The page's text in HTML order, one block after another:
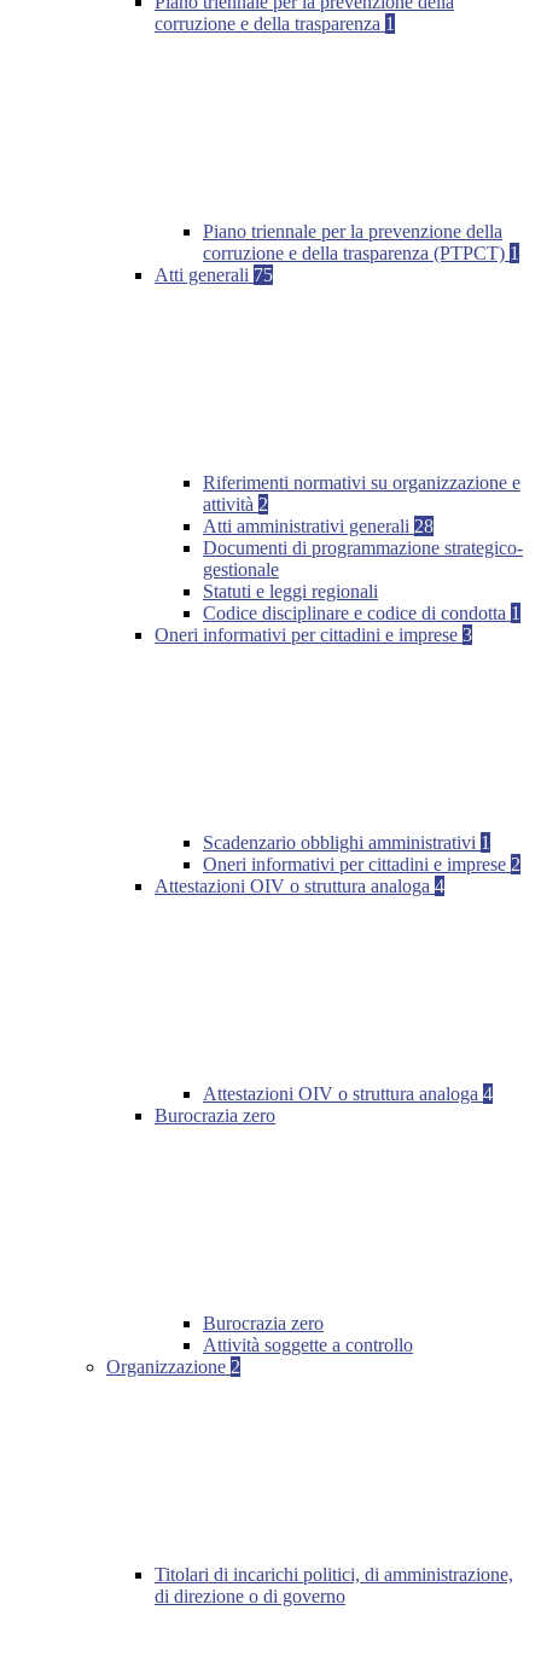
corruzione e della trasparenza 1
Piano triennale per la prevenzione della
corruzione e della trasparenza (PTPCT) 1
Atti generali 75
Riferimenti normativi su organizzazione e
attività 2
Atti amministrativi generali 28
Documenti di programmazione strategico-
gestionale
Statuti e leggi regionali
Codice disciplinare e codice di condotta 1
Oneri informativi per cittadini e imprese 3
Scadenzario obblighi amministrativi 1
Oneri informativi per cittadini e imprese 2
Attestazioni OIV o struttura analoga 4
Attestazioni OIV o struttura analoga 4
Burocrazia zero
Burocrazia zero
Attività soggette a controllo
Organizzazione 2
Titolari di incarichi politici, di amministrazione,
di direzione o di governo